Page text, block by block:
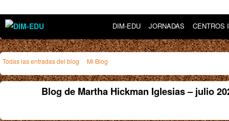
DIM-EDU JORNADAS CENTROS
Todas las entradas del blog Mi Blog
Blog de Martha Hickman Iglesias – julio